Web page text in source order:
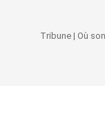
Tribune | Où